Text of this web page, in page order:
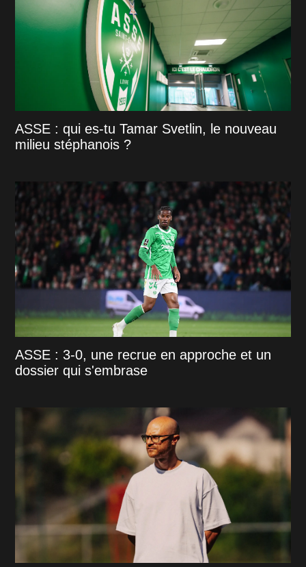
ASSE : qui es-tu Tamar Svetlin, le nouveau
milieu stéphanois ?
ASSE : 3-0, une recrue en approche et un
dossier qui s'embrase